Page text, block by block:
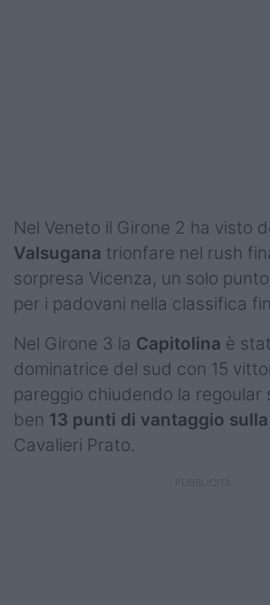
Nel Veneto il Girone 2 ha visto
Valsugana trionfare nel rush
sorpresa Vicenza, un solo
per i padovani nella classifica
Nel Girone 3 la Capitolina è
dominatrice del sud con 15
pareggio chiudendo la regoular
ben 13 punti di vantaggio
Cavalieri Prato.